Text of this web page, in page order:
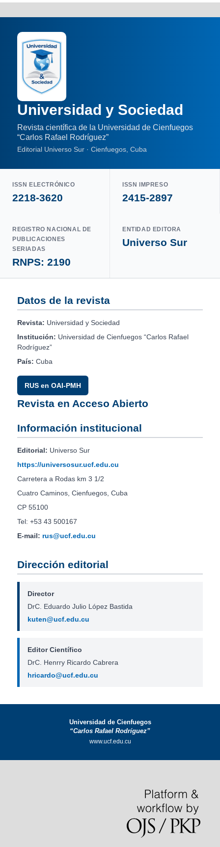
Universidad y Sociedad
Revista científica de la Universidad de Cienfuegos
“Carlos Rafael Rodríguez”
Editorial Universo Sur · Cienfuegos, Cuba
ISSN ELECTRÓNICO
2218-3620
ISSN IMPRESO
2415-2897
REGISTRO NACIONAL DE
PUBLICACIONES
SERIADAS
RNPS: 2190
ENTIDAD EDITORA
Universo Sur
Datos de la revista
Revista: Universidad y Sociedad
Institución: Universidad de Cienfuegos “Carlos Rafael
Rodríguez”
País: Cuba
RUS en OAI-PMH
Revista en Acceso Abierto
Información institucional
Editorial: Universo Sur
https://universosur.ucf.edu.cu
Carretera a Rodas km 3 1/2
Cuatro Caminos, Cienfuegos, Cuba
CP 55100
Tel: +53 43 500167
E-mail: rus@ucf.edu.cu
Dirección editorial
Director
DrC. Eduardo Julio López Bastida
kuten@ucf.edu.cu
Editor Científico
DrC. Henrry Ricardo Cabrera
hricardo@ucf.edu.cu
Universidad de Cienfuegos
“Carlos Rafael Rodríguez”
www.ucf.edu.cu